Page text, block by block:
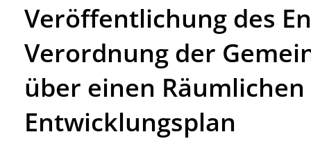
Veröffentlichung des
Verordnung der
über einen Räumlichen
Entwicklungsplan